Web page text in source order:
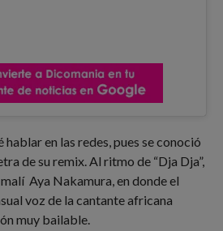
en las redes, pues se conoció
de su remix. Al ritmo de “Dja Dja”,
Aya Nakamura, en donde el
voz de la cantante africana
muy bailable.